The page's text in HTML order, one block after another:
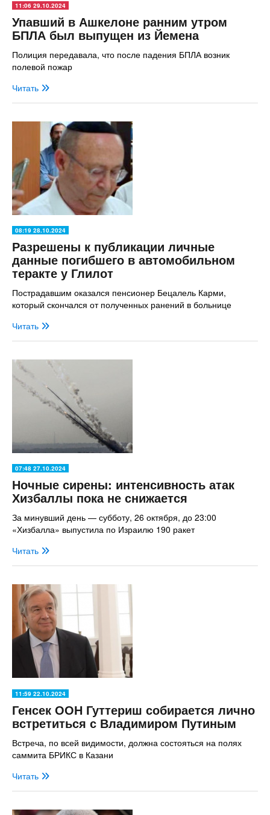
11:06 29.10.2024
Упавший в Ашкелоне ранним утром
БПЛА был выпущен из Йемена
Полиция передавала, что после падения БПЛА возник
полевой пожар
Читать
08:19 28.10.2024
Разрешены к публикации личные
данные погибшего в автомобильном
теракте у Глилот
Пострадавшим оказался пенсионер Бецалель Карми,
который скончался от полученных ранений в больнице
Читать
07:48 27.10.2024
Ночные сирены: интенсивность атак
Хизбаллы пока не снижается
За минувший день — субботу, 26 октября, до 23:00
«Хизбалла» выпустила по Израилю 190 ракет
Читать
11:59 22.10.2024
Генсек ООН Гуттериш собирается лично
встретиться с Владимиром Путиным
Встреча, по всей видимости, должна состояться на полях
саммита БРИКС в Казани
Читать